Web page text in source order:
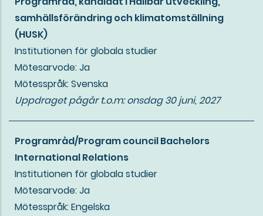
samhällsförändring och klimatomställning
(HUSK)
Institutionen för globala studier
Mötesarvode: Ja
Mötesspråk: Svenska
Uppdraget pågår t.o.m:onsdag 30 juni, 2027
Programråd/Program council Bachelors
International Relations
Institutionen för globala studier
Mötesarvode: Ja
Mötesspråk: Engelska